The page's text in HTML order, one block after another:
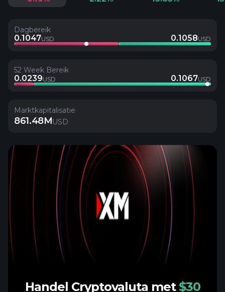
Dagbereik
0.1047USD 0.1058USD
52 Week Bereik
0.0239USD 0.1067USD
Marktkapitalisatie
861.48MUSD
Handel Cryptovaluta met $30